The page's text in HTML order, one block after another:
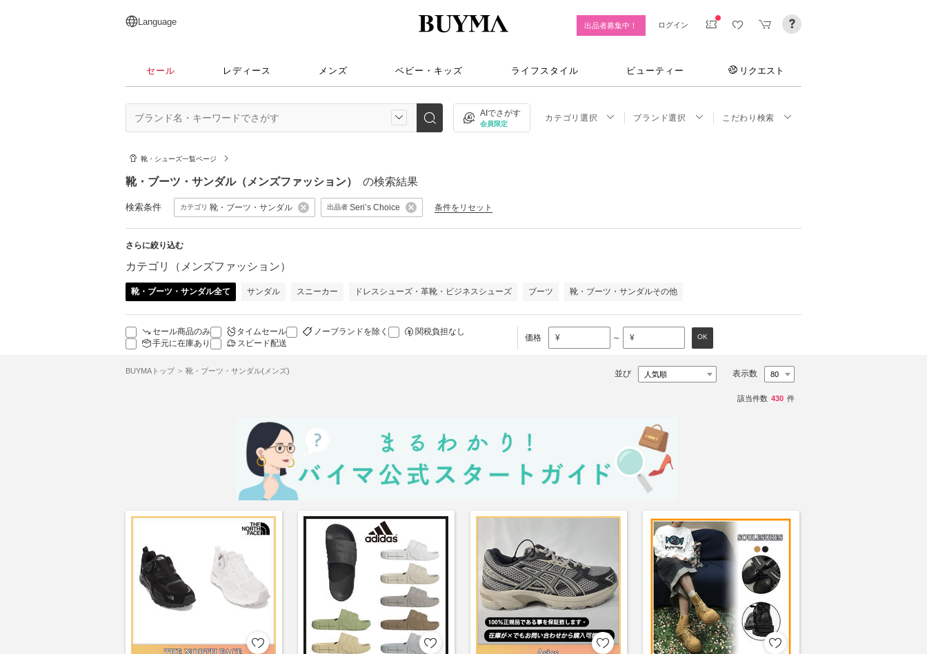
日本語
English
简体中文
繁體中文
Language 出品者募集中！ ログイン
セール レディース メンズ ベビー・キッズ ライフスタイル ビューティー リクエスト
AIでさがす
会員限定
カテゴリ選択 ブランド選択 こだわり検索
靴・シューズ一覧ページ
靴・ブーツ・サンダル（メンズファッション） の検索結果
検索条件 カテゴリ 靴・ブーツ・サンダル 出品者 Seri’s Choice 条件をリセット
さらに絞り込む
カテゴリ（メンズファッション）
靴・ブーツ・サンダル全て サンダル スニーカー ドレスシューズ・革靴・ビジネスシューズ ブーツ 靴・ブーツ・サンダルその他
セール商品のみ タイムセール ノーブランドを除く
関税負担なし
手元に在庫あり
スピード配送
価格 ¥ ～ ¥ OK
BUYMAトップ 靴・ブーツ・サンダル(メンズ) 並び 表示数
該当件数 430 件